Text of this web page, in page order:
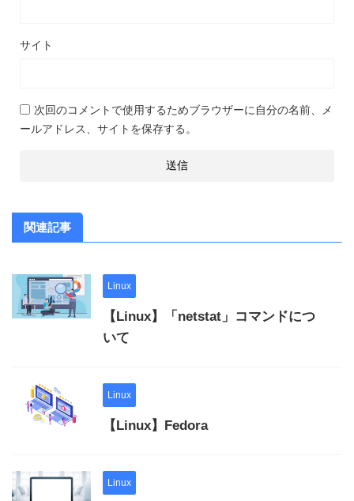
サイト
次回のコメントで使用するためブラウザーに自分の名前、メ
ールアドレス、サイトを保存する。
関連記事
Linux
【Linux】「netstat」コマンドにつ
いて
Linux
【Linux】Fedora
Linux